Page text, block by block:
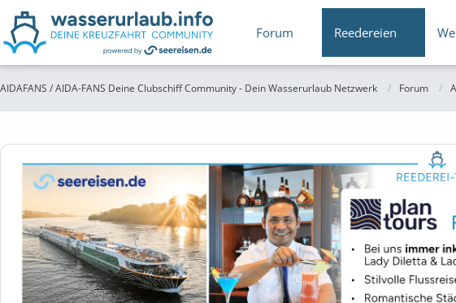
Forum Reedereien
AIDAFANS / AIDA-FANS Deine Clubschiff Community - Dein Wasserurlaub Netzwerk Forum